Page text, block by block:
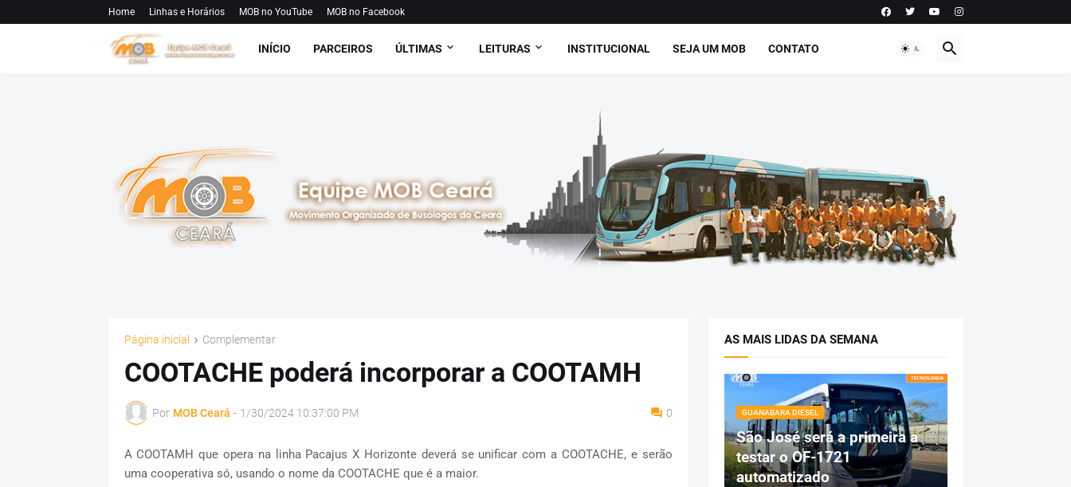
Home Linhas e Horários MOB no YouTube MOB no Facebook
INÍCIO PARCEIROS ÚLTIMAS LEITURAS INSTITUCIONAL SEJA UM MOB CONTATO
Página inicial Complementar
COOTACHE poderá incorporar a COOTAMH
Por MOB Ceará - 1/30/2024 10:37:00 PM 0
A COOTAMH que opera na linha Pacajus X Horizonte deverá se unificar com a COOTACHE, e serão
uma cooperativa só, usando o nome da COOTACHE que é a maior.
AS MAIS LIDAS DA SEMANA
GUANABARA DIESEL
São José será a primeira a
testar o OF-1721
automatizado